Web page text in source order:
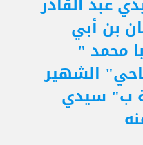
بن أبي
محمد "
الشهير
ب" سيدي